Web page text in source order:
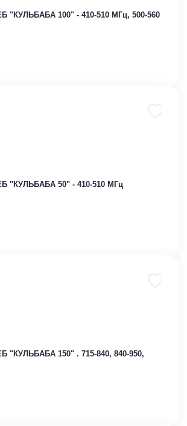
"КУЛЬБАБА 100" - 410-510 МГц, 500-560
"КУЛЬБАБА 50" - 410-510 МГц
"КУЛЬБАБА 150" . 715-840, 840-950,